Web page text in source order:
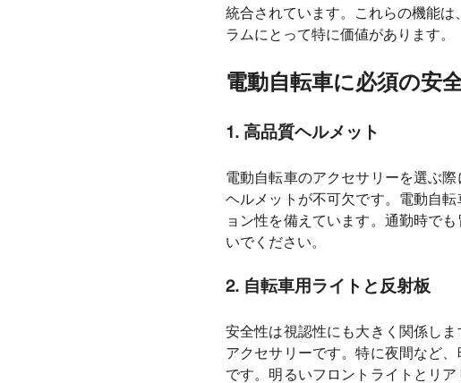
統合されています。これらの機能
ラムにとって特に価値があります。
電動自転車に必須の安
1. 高品質ヘルメット
電動自転車のアクセサリーを選ぶ
ヘルメットが不可欠です。電動自
ョン性を備えています。通勤時で
いでください。
2. 自転車用ライトと反射板
安全性は視認性にも大きく関係し
アクセサリーです。特に夜間など
です。明るいフロントライトとリ